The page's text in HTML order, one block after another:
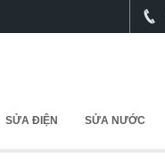
SỬA ĐIỆN SỬA NƯỚC